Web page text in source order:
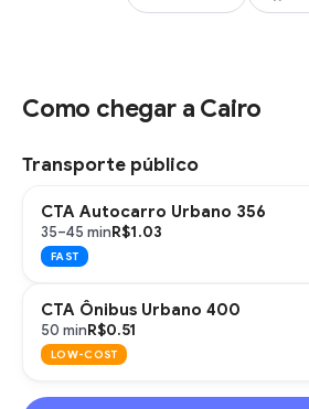
Como chegar a Cairo
Transporte público
CTA Autocarro Urbano 356
35–45 minR$1.03
FAST
CTA Ônibus Urbano 400
50 minR$0.51
LOW-COST